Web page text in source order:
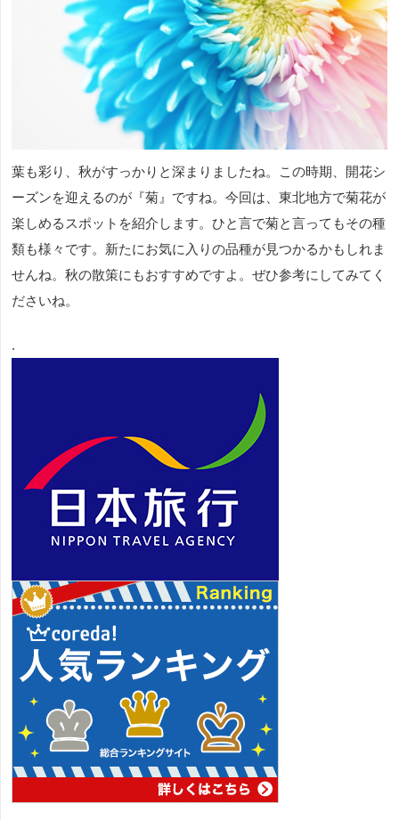
葉も彩り、秋がすっかりと深まりましたね。この時期、開花シ
ーズンを迎えるのが『菊』ですね。今回は、東北地方で菊花が
楽しめるスポットを紹介します。ひと言で菊と言ってもその種
類も様々です。新たにお気に入りの品種が見つかるかもしれま
せんね。秋の散策にもおすすめですよ。ぜひ参考にしてみてく
ださいね。
.